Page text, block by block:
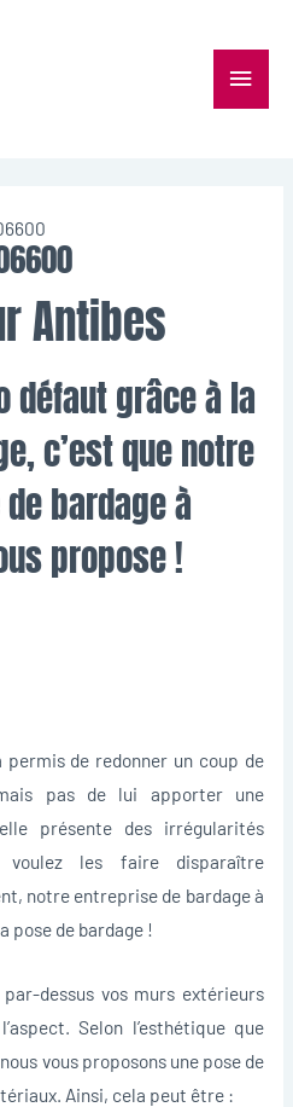
Antibes
défaut grâce à la
c’est que notre
bardageà
propose !
de redonner un coup de
pas de lui apporter une
présente des irrégularités
les faire disparaître
notre entreprise de bardage à
pose de bardage !
dessus vos murs extérieurs
Selon l’esthétique que
vous proposons une pose de
Ainsi, cela peut être :